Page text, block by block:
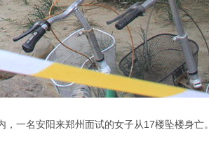
一名安阳来郑州面试的女子从17楼坠楼身亡。